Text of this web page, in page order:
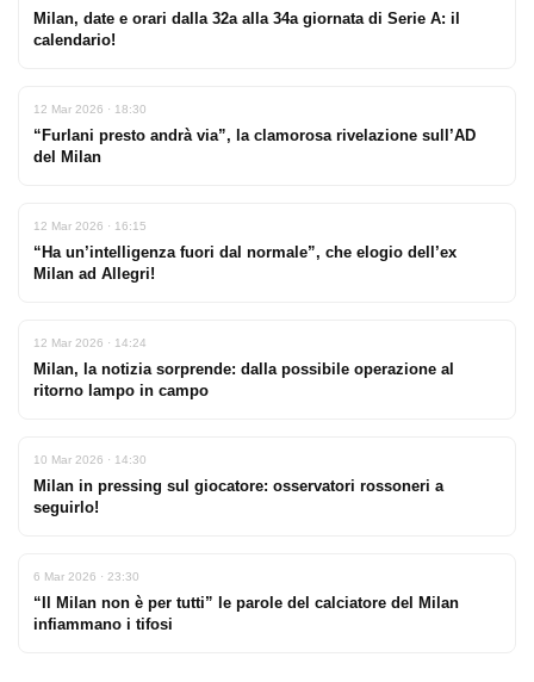
Milan, date e orari dalla 32a alla 34a giornata di Serie A: il
calendario!
12 Mar 2026 · 18:30
“Furlani presto andrà via”, la clamorosa rivelazione sull’AD
del Milan
12 Mar 2026 · 16:15
“Ha un’intelligenza fuori dal normale”, che elogio dell’ex
Milan ad Allegri!
12 Mar 2026 · 14:24
Milan, la notizia sorprende: dalla possibile operazione al
ritorno lampo in campo
10 Mar 2026 · 14:30
Milan in pressing sul giocatore: osservatori rossoneri a
seguirlo!
6 Mar 2026 · 23:30
“Il Milan non è per tutti” le parole del calciatore del Milan
infiammano i tifosi